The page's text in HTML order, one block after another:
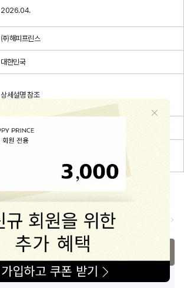
2026.04.
㈜해피프린스
대한민국
상세설명 참조
관련 법 및 소비자 분쟁해결 규정에 따름